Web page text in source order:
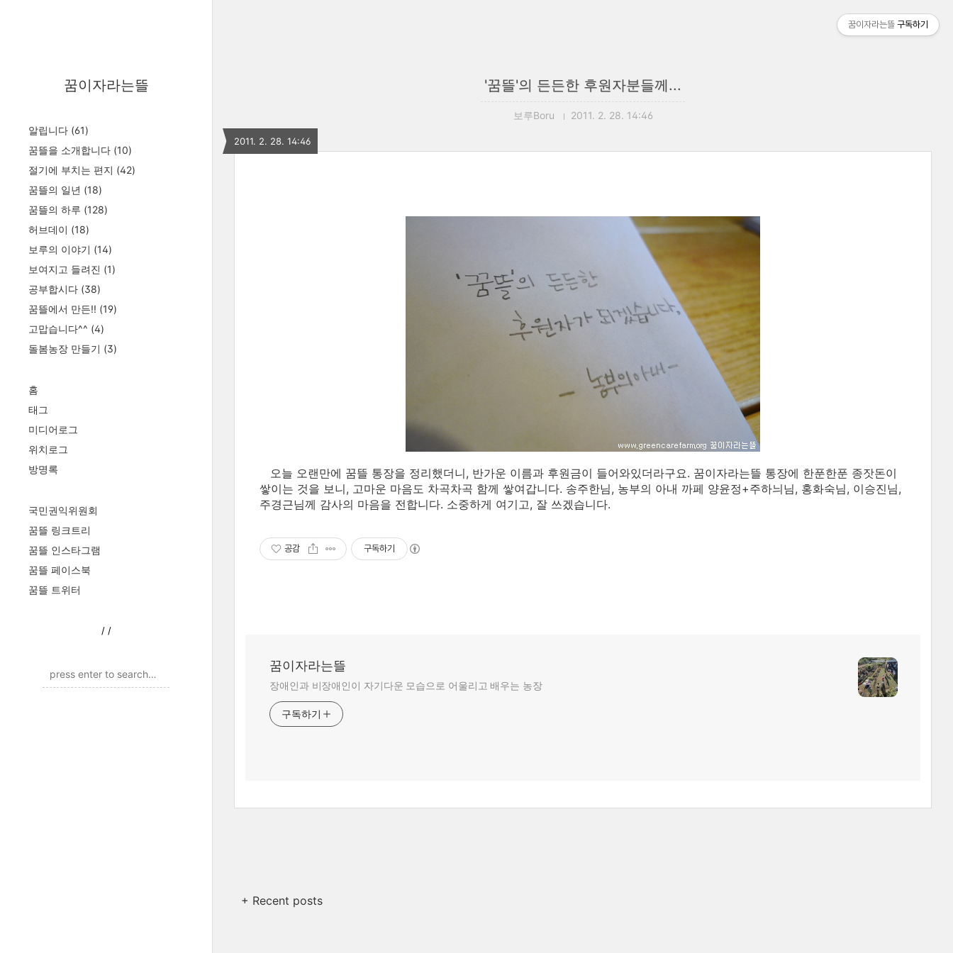
꿈이자라는뜰
알립니다 (61)
꿈뜰을 소개합니다 (10)
절기에 부치는 편지 (42)
꿈뜰의 일년 (18)
꿈뜰의 하루 (128)
허브데이 (18)
보루의 이야기 (14)
보여지고 들려진 (1)
공부합시다 (38)
꿈뜰에서 만든!! (19)
고맙습니다^^ (4)
돌봄농장 만들기 (3)
홈
태그
미디어로그
위치로그
방명록
국민권익위원회
꿈뜰 링크트리
꿈뜰 인스타그램
꿈뜰 페이스북
꿈뜰 트위터
/ /
'꿈뜰'의 든든한 후원자분들께...
보루Boru 2011. 2. 28. 14:46
2011. 2. 28. 14:46
오늘 오랜만에 꿈뜰 통장을 정리했더니, 반가운 이름과 후원금이 들어와있더라구요. 꿈이자라는뜰 통장에 한푼한푼 종잣돈이
쌓이는 것을 보니, 고마운 마음도 차곡차곡 함께 쌓여갑니다. 송주한님, 농부의 아내 까페 양윤정+주하늬님, 홍화숙님, 이승진님,
주경근님께 감사의 마음을 전합니다. 소중하게 여기고, 잘 쓰겠습니다.
공감 구독하기
꿈이자라는뜰
장애인과 비장애인이 자기다운 모습으로 어울리고 배우는 농장
구독하기
+ Recent posts
꿈이자라는뜰 구독하기